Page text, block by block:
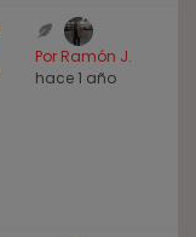
Por Ramón J.
hace 1 año